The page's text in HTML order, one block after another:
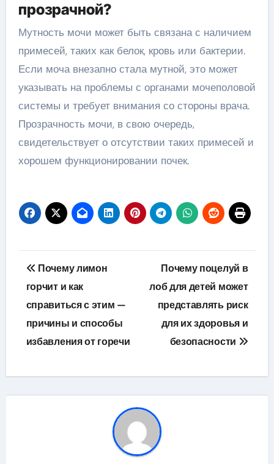
прозрачной?
Мутность мочи может быть связана с наличием
примесей, таких как белок, кровь или бактерии.
Если моча внезапно стала мутной, это может
указывать на проблемы с органами мочеполовой
системы и требует внимания со стороны врача.
Прозрачность мочи, в свою очередь,
свидетельствует о отсутствии таких примесей и
хорошем функционировании почек.
Навигация
по
записям
Почему лимон
горчит и как
справиться с этим —
причины и способы
избавления от горечи
Почему поцелуй в
лоб для детей может
представлять риск
для их здоровья и
безопасности